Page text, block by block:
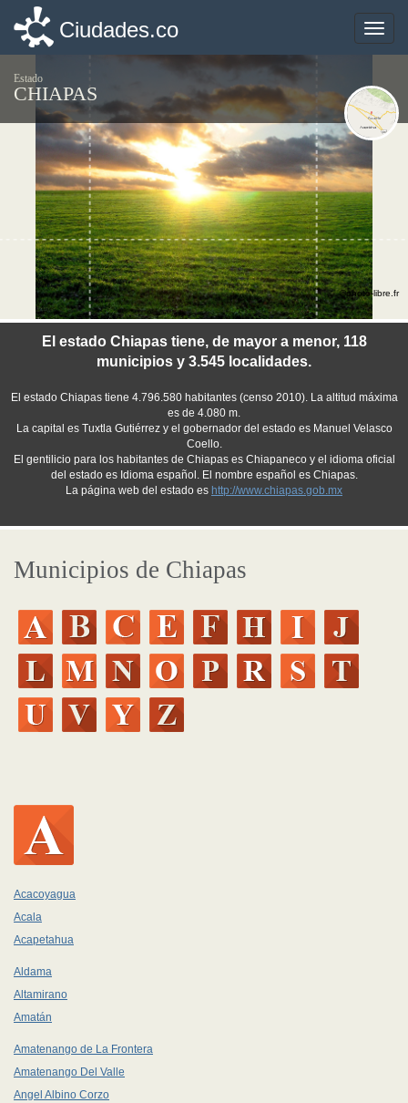
Toggle
Ciudades.co
Estado
CHIAPAS
El estado Chiapas tiene, de mayor a menor, 118
municipios y 3.545 localidades.
El estado Chiapas tiene 4.796.580 habitantes (censo 2010). La altitud máxima
es de 4.080 m.
La capital es Tuxtla Gutiérrez y el gobernador del estado es Manuel Velasco
Coello.
El gentilicio para los habitantes de Chiapas es Chiapaneco y el idioma oficial
del estado es Idioma español. El nombre español es Chiapas.
La página web del estado es http://www.chiapas.gob.mx
©photo-libre.fr
Municipios de Chiapas
Acacoyagua
Acala
Acapetahua
Aldama
Altamirano
Amatán
Amatenango de La Frontera
Amatenango Del Valle
Angel Albino Corzo
Toggle
Ciudades.co